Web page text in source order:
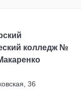
колледж №
36